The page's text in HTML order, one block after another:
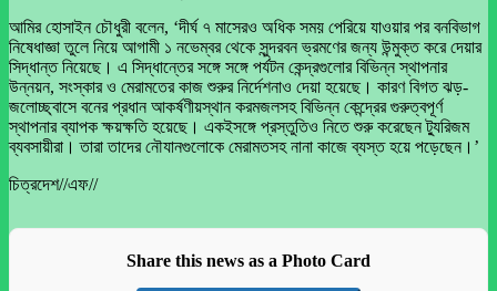
আমির হোসাইন চৌধুরী বলেন, ‘দীর্ঘ ৭ মাসেরও অধিক সময় পেরিয়ে যাওয়ার পর বনবিভাগ
নিষেধাজ্ঞা তুলে নিয়ে আগামী ১ নভেম্বর থেকে সুন্দরবন ভ্রমণের জন্য উন্মুক্ত করে দেয়ার
সিদ্ধান্ত নিয়েছে। এ সিদ্ধান্তের সঙ্গে সঙ্গে পর্যটন কেন্দ্রগুলোর বিভিন্ন স্থাপনার
উন্নয়ন, সংস্কার ও মেরামতের কাজ শুরুর নির্দেশনাও দেয়া হয়েছে। কারণ বিগত ঝড়-
জলোচ্ছ্বাসে বনের প্রধান আকর্ষণীয়স্থান করমজলসহ বিভিন্ন কেন্দ্রের গুরুত্বপূর্ণ
স্থাপনার ব্যাপক ক্ষয়ক্ষতি হয়েছে। একইসঙ্গে প্রস্তুতিও নিতে শুরু করেছেন ট্যুরিজম
ব্যবসায়ীরা। তারা তাদের নৌযানগুলোকে মেরামতসহ নানা কাজে ব্যস্ত হয়ে পড়েছেন।’
চিত্রদেশ//এফ//
Share this news as a Photo Card